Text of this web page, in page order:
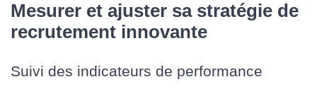
Mesurer et ajuster sa stratégie de
recrutement innovante
Suivi des indicateurs de performance